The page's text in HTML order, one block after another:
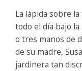
La lápida sobre
todo el día bajo
o tres manos de
de su madre,
jardinera tan